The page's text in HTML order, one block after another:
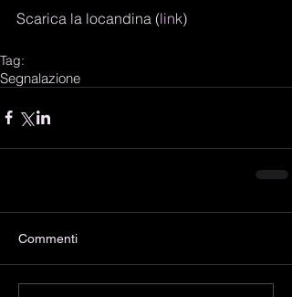
Scarica la locandina (link)
Tag:
Segnalazione
Commenti